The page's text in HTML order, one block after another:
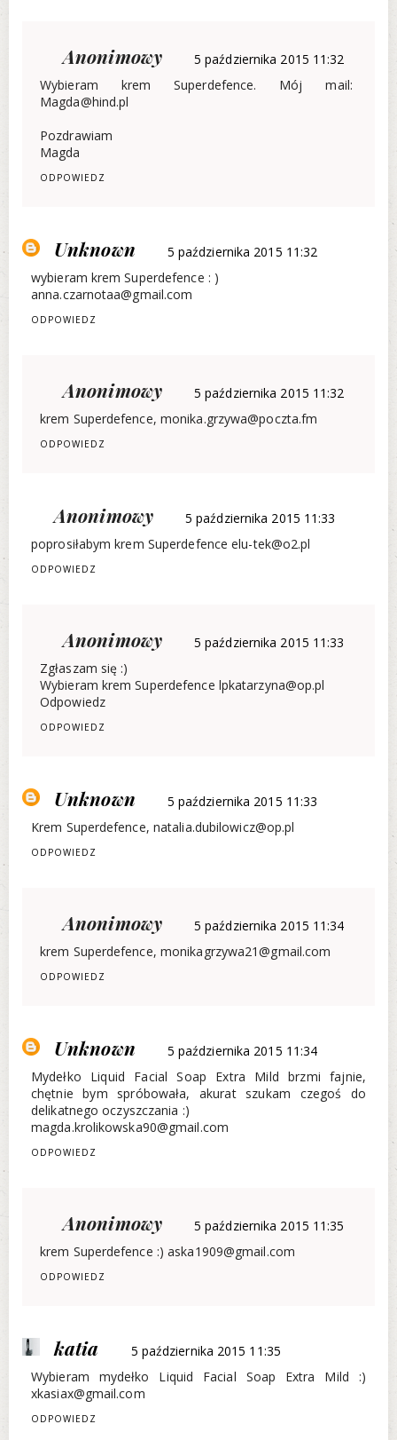
Anonimowy
5 października 2015 11:32
Wybieram krem Superdefence. Mój mail:
Magda@hind.pl
Pozdrawiam
Magda
ODPOWIEDZ
Unknown
5 października 2015 11:32
wybieram krem Superdefence : )
anna.czarnotaa@gmail.com
ODPOWIEDZ
Anonimowy
5 października 2015 11:32
krem Superdefence, monika.grzywa@poczta.fm
ODPOWIEDZ
Anonimowy
5 października 2015 11:33
poprosiłabym krem Superdefence elu-tek@o2.pl
ODPOWIEDZ
Anonimowy
5 października 2015 11:33
Zgłaszam się :)
Wybieram krem Superdefence lpkatarzyna@op.pl
Odpowiedz
ODPOWIEDZ
Unknown
5 października 2015 11:33
Krem Superdefence, natalia.dubilowicz@op.pl
ODPOWIEDZ
Anonimowy
5 października 2015 11:34
krem Superdefence, monikagrzywa21@gmail.com
ODPOWIEDZ
Unknown
5 października 2015 11:34
Mydełko Liquid Facial Soap Extra Mild brzmi fajnie,
chętnie bym spróbowała, akurat szukam czegoś do
delikatnego oczyszczania :)
magda.krolikowska90@gmail.com
ODPOWIEDZ
Anonimowy
5 października 2015 11:35
krem Superdefence :) aska1909@gmail.com
ODPOWIEDZ
katia
5 października 2015 11:35
Wybieram mydełko Liquid Facial Soap Extra Mild :)
xkasiax@gmail.com
ODPOWIEDZ